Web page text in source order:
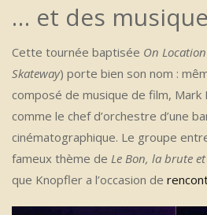
… et des
Cette tournée baptisée On
Skateway) porte bien son nom :
composé de musique de film,
comme le chef d’orchestre d’une
cinématographique. Le groupe
fameux thème de Le Bon, la brute
que Knopfler a l’occasion de